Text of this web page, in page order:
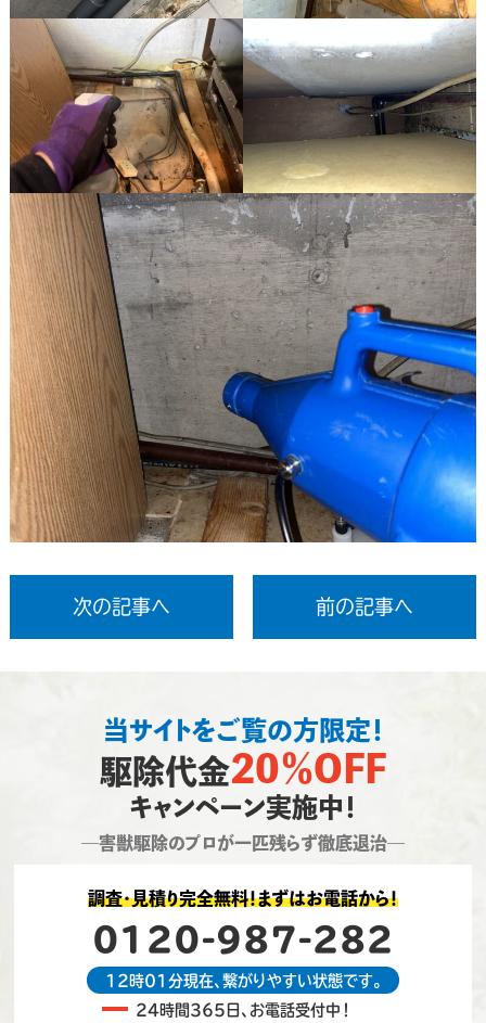
次の記事へ 前の記事へ
当サイトをご覧の方限定！
駆除代金20％OFF
キャンペーン実施中！
―害獣駆除のプロが一匹残らず徹底退治―
調査・見積り完全無料！まずはお電話から！
0120-987-282
12時01分現在、繋がりやすい状態です。
24時間365日、お電話受付中！